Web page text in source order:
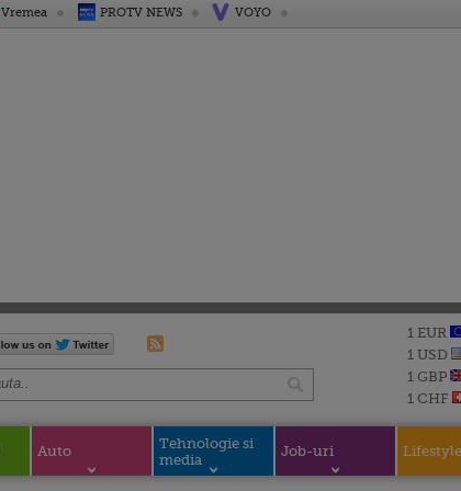
Vremea PROTV NEWS VOYO
1 EUR
1 USD
1 GBP
1 CHF
Auto
Tehnologie si
media
Job-uri Lifestyle